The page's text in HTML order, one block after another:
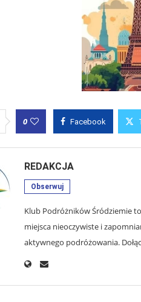
0 Facebook
REDAKCJA
Obserwuj
Klub Podróżników Śródziemie
miejsca nieoczywiste i
aktywnego podróżowania.